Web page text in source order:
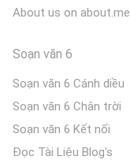
About us on about.me
Soạn văn 6
Soạn văn 6 Cánh diều
Soạn văn 6 Chân trời
Soạn văn 6 Kết nối
Đọc Tài Liệu Blog's